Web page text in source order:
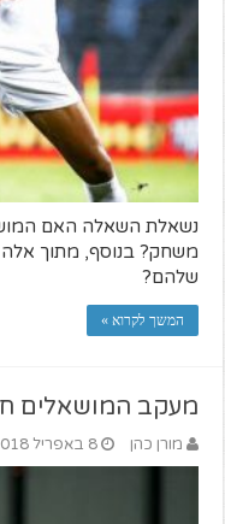
נשאלת השאלה האם
משחק? בנוסף, מתוך אלה
שלהם?
המשך לקרוא »
מעקב המושאלים
מורן כהן 8 באפריל 2018